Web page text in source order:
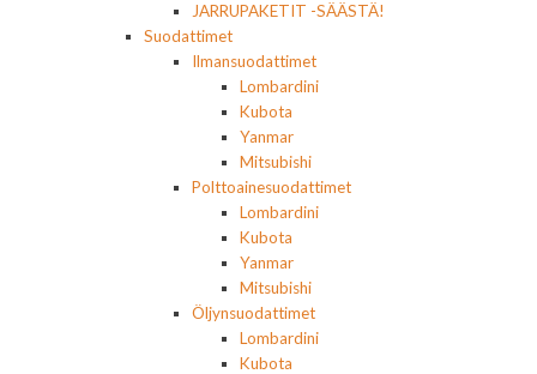
JARRUPAKETIT -SÄÄSTÄ!
Suodattimet
Ilmansuodattimet
Lombardini
Kubota
Yanmar
Mitsubishi
Polttoainesuodattimet
Lombardini
Kubota
Yanmar
Mitsubishi
Öljynsuodattimet
Lombardini
Kubota